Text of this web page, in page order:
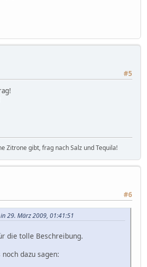
#5
Zitrone gibt, frag nach Salz und Tequila!
#6
29. März 2009, 01:41:51
die tolle Beschreibung.
dazu sagen: